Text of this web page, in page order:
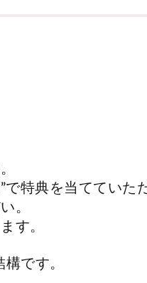
特典を当てていた
。
す。
です。